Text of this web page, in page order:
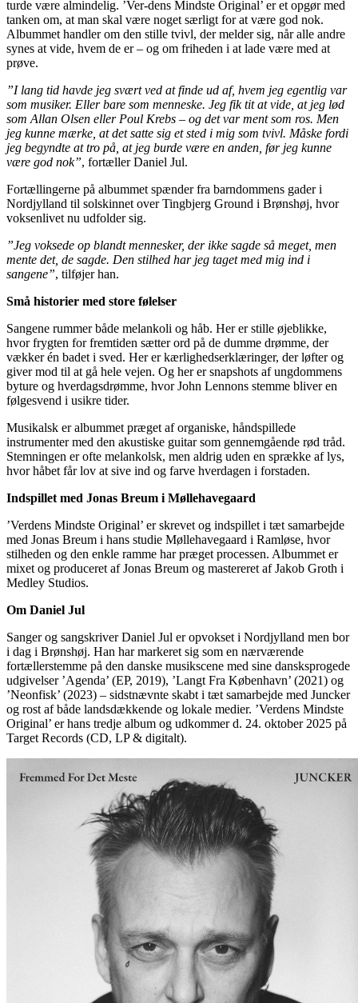
turde være almindelig. ’Ver-dens Mindste Original’ er et opgør med
tanken om, at man skal være noget særligt for at være god nok.
Albummet handler om den stille tvivl, der melder sig, når alle andre
synes at vide, hvem de er – og om friheden i at lade være med at
prøve.
”I lang tid havde jeg svært ved at finde ud af, hvem jeg egentlig var
som musiker. Eller bare som menneske. Jeg fik tit at vide, at jeg lød
som Allan Olsen eller Poul Krebs – og det var ment som ros. Men
jeg kunne mærke, at det satte sig et sted i mig som tvivl. Måske fordi
jeg begyndte at tro på, at jeg burde være en anden, før jeg kunne
være god nok”, fortæller Daniel Jul.
Fortællingerne på albummet spænder fra barndommens gader i
Nordjylland til solskinnet over Tingbjerg Ground i Brønshøj, hvor
voksenlivet nu udfolder sig.
”Jeg voksede op blandt mennesker, der ikke sagde så meget, men
mente det, de sagde. Den stilhed har jeg taget med mig ind i
sangene”, tilføjer han.
Små historier med store følelser
Sangene rummer både melankoli og håb. Her er stille øjeblikke,
hvor frygten for fremtiden sætter ord på de dumme drømme, der
vækker én badet i sved. Her er kærlighedserklæringer, der løfter og
giver mod til at gå hele vejen. Og her er snapshots af ungdommens
byture og hverdagsdrømme, hvor John Lennons stemme bliver en
følgesvend i usikre tider.
Musikalsk er albummet præget af organiske, håndspillede
instrumenter med den akustiske guitar som gennemgående rød tråd.
Stemningen er ofte melankolsk, men aldrig uden en sprække af lys,
hvor håbet får lov at sive ind og farve hverdagen i forstaden.
Indspillet med Jonas Breum i Møllehavegaard
’Verdens Mindste Original’ er skrevet og indspillet i tæt samarbejde
med Jonas Breum i hans studie Møllehavegaard i Ramløse, hvor
stilheden og den enkle ramme har præget processen. Albummet er
mixet og produceret af Jonas Breum og mastereret af Jakob Groth i
Medley Studios.
Om Daniel Jul
Sanger og sangskriver Daniel Jul er opvokset i Nordjylland men bor
i dag i Brønshøj. Han har markeret sig som en nærværende
fortællerstemme på den danske musikscene med sine dansksprogede
udgivelser ’Agenda’ (EP, 2019), ’Langt Fra København’ (2021) og
’Neonfisk’ (2023) – sidstnævnte skabt i tæt samarbejde med Juncker
og rost af både landsdækkende og lokale medier. ’Verdens Mindste
Original’ er hans tredje album og udkommer d. 24. oktober 2025 på
Target Records (CD, LP & digitalt).